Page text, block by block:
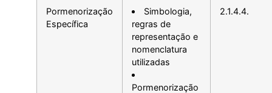
Pormenorização
Específica
Simbologia,
regras de
representação e
nomenclatura
utilizadas
Pormenorização
2.1.4.4.